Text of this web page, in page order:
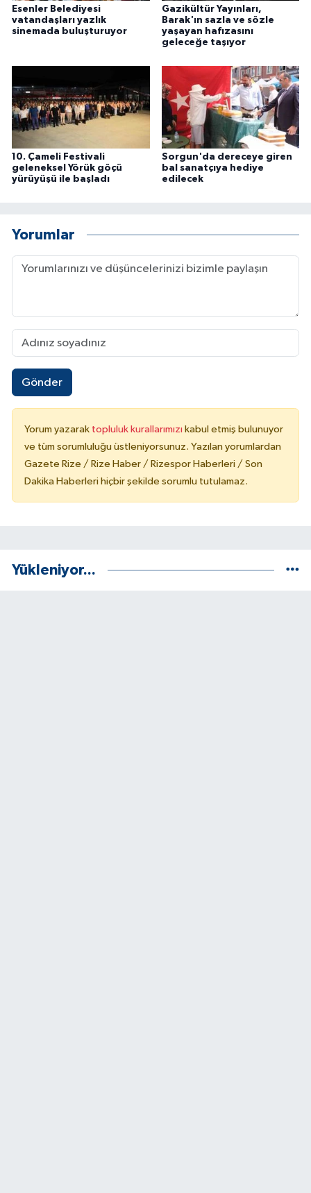
Esenler Belediyesi
vatandaşları yazlık
sinemada buluşturuyor
Gazikültür Yayınları,
Barak'ın sazla ve sözle
yaşayan hafızasını
geleceğe taşıyor
10. Çameli Festivali
geleneksel Yörük göçü
yürüyüşü ile başladı
Sorgun'da dereceye giren
bal sanatçıya hediye
edilecek
Yorumlar
Gönder
Yorum yazarak topluluk kurallarımızı kabul etmiş bulunuyor
ve tüm sorumluluğu üstleniyorsunuz. Yazılan yorumlardan
Gazete Rize / Rize Haber / Rizespor Haberleri / Son
Dakika Haberleri hiçbir şekilde sorumlu tutulamaz.
Yükleniyor...